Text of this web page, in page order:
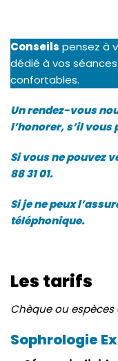
Conseils pensez à
dédié à vos
confortables.
Un rendez-vous
l’honorer, s’il vous
Si vous ne pouvez
88 31 01.
Si je ne peux
téléphonique.
Les tarifs
Chèque ou espèces
Sophrologie